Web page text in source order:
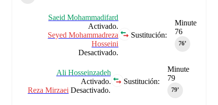
Minute
76
76‎’‎
Sustitución:
Saeid Mohammadifard
Activado.
Seyed Mohammadreza
Hosseini
Desactivado.
Minute
79
79‎’‎
Sustitución:
Ali Hosseinzadeh
Activado.
Reza Mirzaei Desactivado.